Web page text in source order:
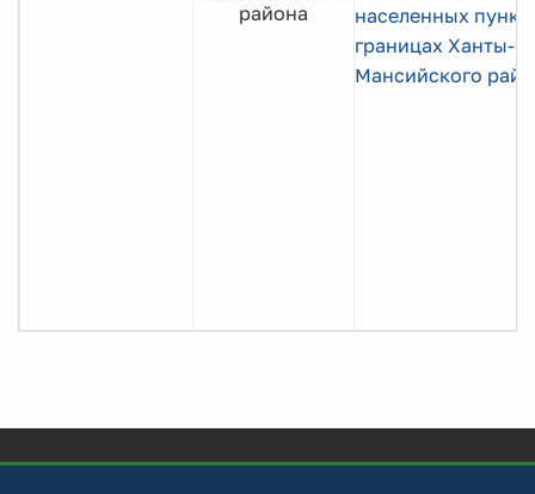
района
населенных
границах Ханты-
Мансийского